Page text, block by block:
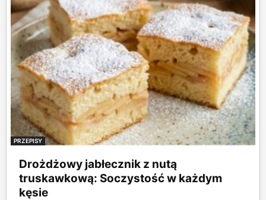
PRZEPISY
Drożdżowy jabłecznik z nutą
truskawkową: Soczystość w każdym
kęsie